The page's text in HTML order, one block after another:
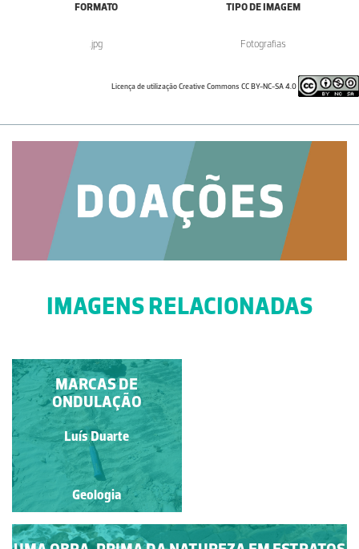
FORMATO
.jpg
TIPO DE IMAGEM
Fotografias
Licença de utilização Creative Commons CC BY-NC-SA 4.0
IMAGENS RELACIONADAS
ARRIBAS DA PRAIA
DE PORTO DE MÓS
Ana Isabel dos Santos
Rebelo
Geologia
MARCAS DE
ONDULAÇÃO
Luís Duarte
Geologia